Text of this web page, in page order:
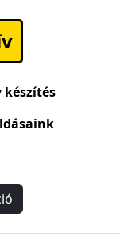
készítés